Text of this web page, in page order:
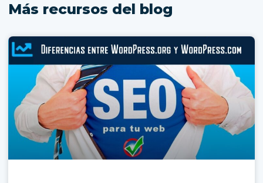
Más recursos del blog